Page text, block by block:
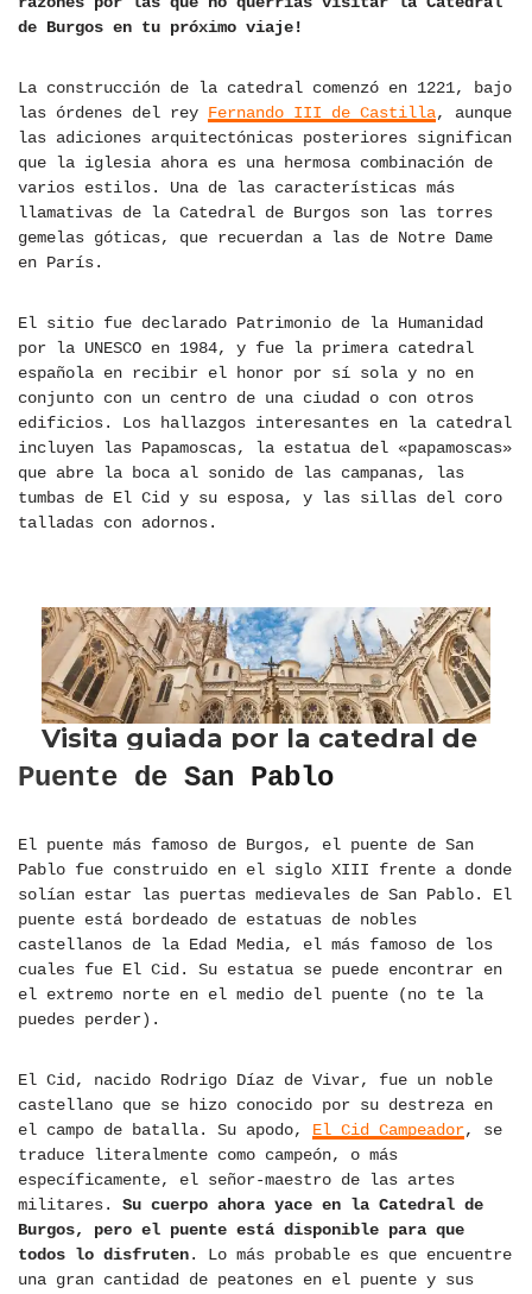
de Burgos en tu próximo viaje!
La construcción de la catedral comenzó en 1221, bajo
las órdenes del rey Fernando III de Castilla, aunque
las adiciones arquitectónicas posteriores significan
que la iglesia ahora es una hermosa combinación de
varios estilos. Una de las características más
llamativas de la Catedral de Burgos son las torres
gemelas góticas, que recuerdan a las de Notre Dame
en París.
El sitio fue declarado Patrimonio de la Humanidad
por la UNESCO en 1984, y fue la primera catedral
española en recibir el honor por sí sola y no en
conjunto con un centro de una ciudad o con otros
edificios. Los hallazgos interesantes en la catedral
incluyen las Papamoscas, la estatua del «papamoscas»
que abre la boca al sonido de las campanas, las
tumbas de El Cid y su esposa, y las sillas del coro
talladas con adornos.
Puente de San Pablo
El puente más famoso de Burgos, el puente de San
Pablo fue construido en el siglo XIII frente a donde
solían estar las puertas medievales de San Pablo. El
puente está bordeado de estatuas de nobles
castellanos de la Edad Media, el más famoso de los
cuales fue El Cid. Su estatua se puede encontrar en
el extremo norte en el medio del puente (no te la
puedes perder).
El Cid, nacido Rodrigo Díaz de Vivar, fue un noble
castellano que se hizo conocido por su destreza en
el campo de batalla. Su apodo, El Cid Campeador, se
traduce literalmente como campeón, o más
específicamente, el señor-maestro de las artes
militares. Su cuerpo ahora yace en la Catedral de
Burgos, pero el puente está disponible para que
todos lo disfruten. Lo más probable es que encuentre
una gran cantidad de peatones en el puente y sus